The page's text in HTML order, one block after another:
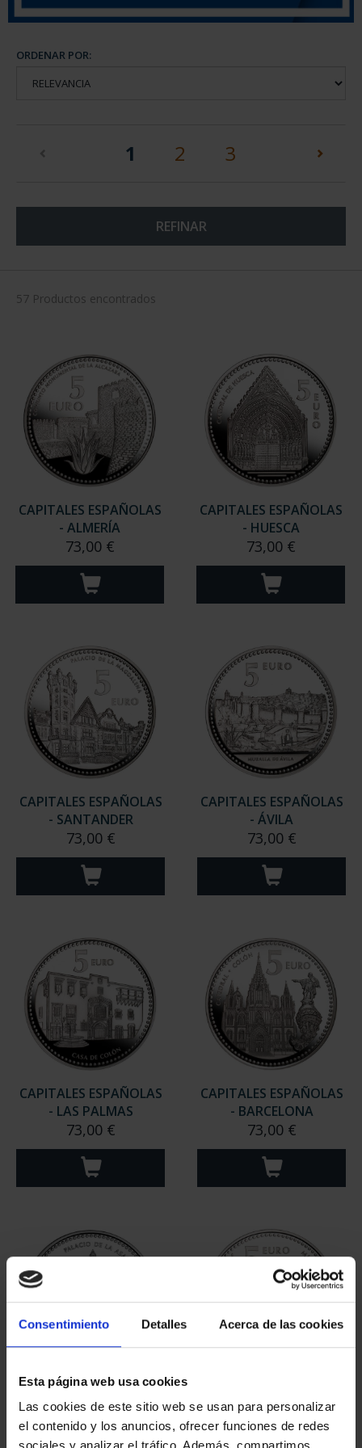
Consentimiento Detalles Acerca de las cookies
Esta página web usa cookies
Las cookies de este sitio web se usan para personalizar
el contenido y los anuncios, ofrecer funciones de redes
ORDENAR POR:
1 (current)
2 3
REFINAR
57 Productos encontrados
CAPITALES ESPAÑOLAS
- ALMERÍA
73,00 €
CAPITALES ESPAÑOLAS
- HUESCA
73,00 €
CAPITALES ESPAÑOLAS
- SANTANDER
73,00 €
CAPITALES ESPAÑOLAS
- ÁVILA
73,00 €
CAPITALES ESPAÑOLAS
- LAS PALMAS
73,00 €
CAPITALES ESPAÑOLAS
- BARCELONA
73,00 €
CAPITALES ESPAÑOLAS
- CEUTA
73,00 €
- ALBACETE
73,00 €